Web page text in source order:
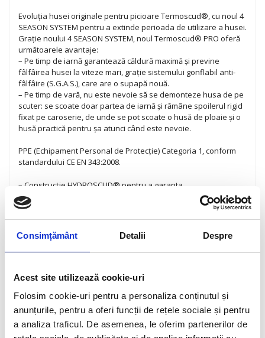
Consimțământ Detalii Despre
Acest site utilizează cookie-uri
Folosim cookie-uri pentru a personaliza conținutul și
anunțurile, pentru a oferi funcții de rețele sociale și pentru
a analiza traficul. De asemenea, le oferim partenerilor de
Evoluția husei originale pentru picioare Termoscud®, cu noul 4
SEASON SYSTEM pentru a extinde perioada de utilizare a husei.
Grație noului 4 SEASON SYSTEM, noul Termoscud® PRO oferă
următoarele avantaje:
– Pe timp de iarnă garantează căldură maximă și previne
fâlfâirea husei la viteze mari, grație sistemului gonflabil anti-
fâlfâire (S.G.A.S.), care are o supapă nouă.
– Pe timp de vară, nu este nevoie să se demonteze husa de pe
scuter: se scoate doar partea de iarnă și rămâne spoilerul rigid
fixat pe caroserie, de unde se pot scoate o husă de ploaie și o
husă practică pentru șa atunci când este nevoie.
PPE (Echipament Personal de Protecție) Categoria 1, conform
standardului CE EN 343:2008.
– Construcție HYDROSCUD® pentru a garanta
impermeabilitatea:
– Strat exterior din Poliamidă 1680 Balistică și Dobby, rezistentă
și impermeabilă
– Cusături etanșe
– Strat gros de iarnă care poate fi înlăturat vara
– S.G.A.S.: sistem patentat anti-fâlfâire, cu o nouă supapă cu
– Adaptor S.G.A.S. inclus pentru umflare manuală/cu pompa:
închide supapa
– Inel antifurt
– Buzunar mare de depozitare
– Husă pentru șa depozitată în buzunar, disponibilă și în